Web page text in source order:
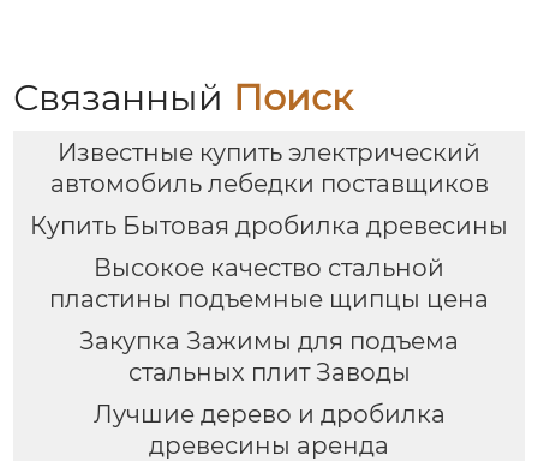
Связанный Поиск
Известные купить электрический
автомобиль лебедки поставщиков
Купить Бытовая дробилка древесины
Высокое качество стальной
пластины подъемные щипцы цена
Закупка Зажимы для подъема
стальных плит Заводы
Лучшие дерево и дробилка
древесины аренда